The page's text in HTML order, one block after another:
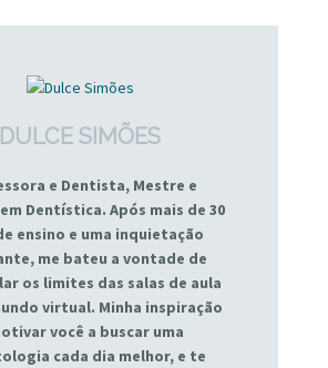
DULCE SIMÕES
e Dentista, Mestre e
Dentística. Após mais de 30
ensino e uma inquietação
me bateu a vontade de
os limites das salas de aula
virtual. Minha inspiração
você a buscar uma
cada dia melhor, e te